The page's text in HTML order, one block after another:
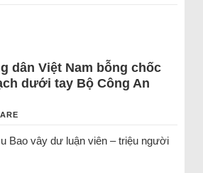
dân Việt Nam bỗng chốc
dưới tay Bộ Công An
Bao vây dư luận viên – triệu người